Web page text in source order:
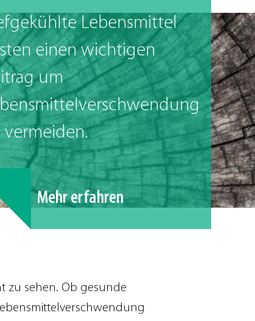
Lebensmittel
einen wichtigen
um
vermeiden.
Mehr erfahren
zu sehen. Ob gesunde